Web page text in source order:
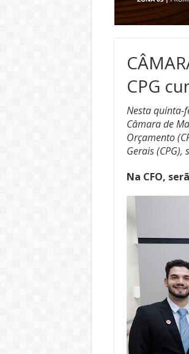
CPG
Nesta quinta-
Câmara de
Orçamento
Gerais
Na CFO,